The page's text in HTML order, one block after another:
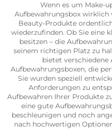
Wenn es um Make-
Aufbewahrungsbox wirklich
Beauty-Produkte
wiederzufinden. Ob Sie eine
besitzen – die
seinem richtigen Platz zu
bietet verschiedene
Aufbewahrungsboxen, die
Sie wurden speziell
Anforderungen zu
Aufbewahren Ihrer Produkte
eine gute
beschleunigen und noch
nach hochwertigen